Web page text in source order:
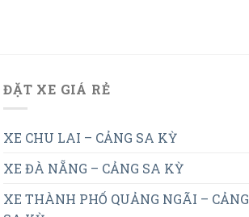
ĐẶT XE GIÁ RẺ
XE CHU LAI – CẢNG SA KỲ
XE ĐÀ NẴNG – CẢNG SA KỲ
XE THÀNH PHỐ QUẢNG NGÃI – CẢNG